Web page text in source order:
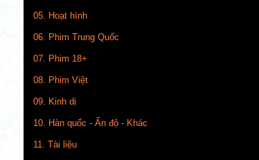
05. Hoạt hình
06. Phim Trung Quốc
07. Phim 18+
08. Phim Việt
09. Kinh dị
10. Hàn quốc - Ấn độ - Khác
11. Tài liệu